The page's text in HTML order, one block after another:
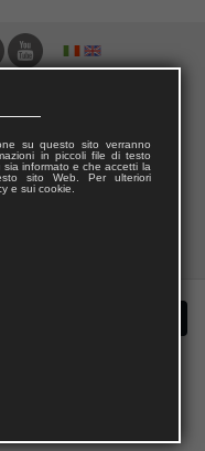
su questo sito verranno
in piccoli file di testo
informato e che accetti la
sito Web. Per ulteriori
e sui cookie.